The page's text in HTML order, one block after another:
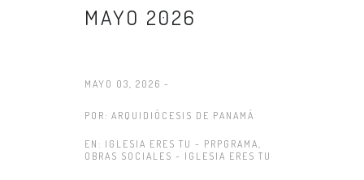
MAYO 2026
MAYO 03, 2026 -
POR: ARQUIDIÓCESIS DE PANAMÁ
EN: IGLESIA ERES TU - PRPGRAMA,
OBRAS SOCIALES - IGLESIA ERES TU